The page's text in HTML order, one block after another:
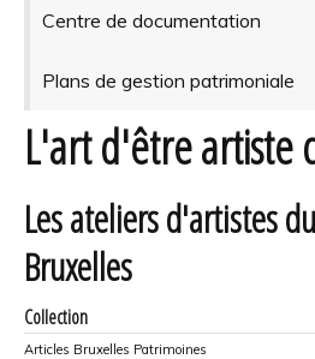
Centre de documentation
Plans de gestion patrimoniale
L'art d'être artiste
Les ateliers d'artistes
Bruxelles
Collection
Articles Bruxelles Patrimoines